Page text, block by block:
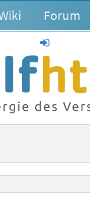
Forum
anmelden